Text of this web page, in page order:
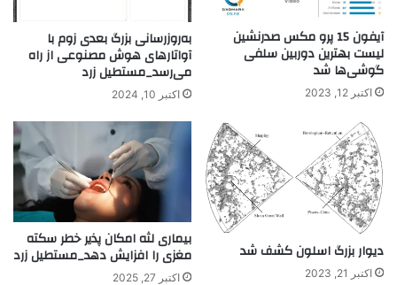
آیفون 15 پرو مکس صدرنشین
لیست بهترین دوربین سلفی
گوشی‌ها شد
اکتبر 12, 2023
به‌روزرسانی بزرگ بعدی زوم با
آواتارهای هوش مصنوعی از راه
می‌رسد_مستطیل زرد
اکتبر 10, 2024
دیوار بزرگ اسلون کشف شد
اکتبر 21, 2023
بیماری لثه امکان پذیر خطر سکته
مغزی را افزایش دهد_مستطیل زرد
اکتبر 27, 2025